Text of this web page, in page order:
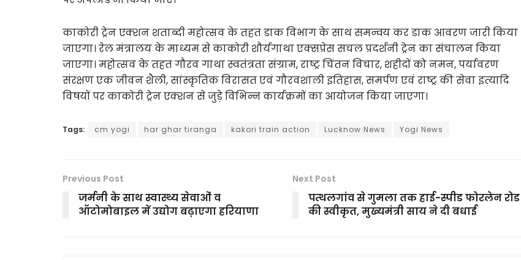
काकोरी ट्रेन एक्शन शताब्दी महोत्सव के तहत डाक विभाग के साथ समन्वय कर डाक आवरण जारी किया
जाएगा। रेल मंत्रालय के माध्यम से काकोरी शौर्यगाथा एक्सप्रेस सचल प्रदर्शनी ट्रेन का संचालन किया
जाएगा। महोत्सव के तहत गौरव गाथा स्वतंत्रता संग्राम, राष्ट्र चिंतन विचार, शहीदों को नमन, पर्यावरण
संरक्षण एक जीवन शैली, सांस्कृतिक विरासत एवं गौरवशाली इतिहास, समर्पण एवं राष्ट्र की सेवा इत्यादि
विषयों पर काकोरी ट्रेन एक्शन से जुड़े विभिन्न कार्यक्रमों का आयोजन किया जाएगा।
Tags: cm yogi har ghar tiranga kakori train action Lucknow News Yogi News
Previous Post
जर्मनी के साथ स्वास्थ्य सेवाओं व
ऑटोमोबाइल में उद्योग बढ़ाएगा हरियाणा
Next Post
पत्थलगांव से गुमला तक हाई-स्पीड फोरलेन रोड
की स्वीकृत, मुख्यमंत्री साय ने दी बधाई